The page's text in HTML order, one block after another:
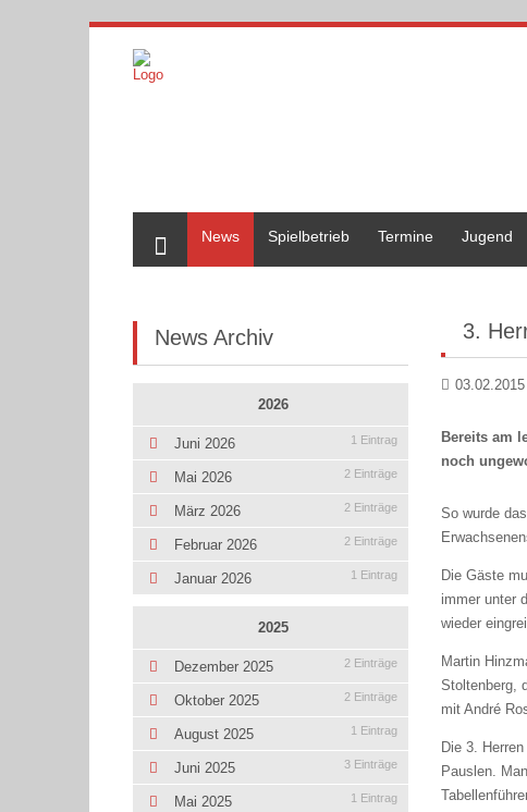
News
Spielbetrieb Termine Jugend
3.
Bereits am
noch
So wurde
Die Gäste
immer unter
wieder
Martin
Stoltenberg,
mit André
Die 3.
Pauslen.
News Archiv
2026
Juni 2026 1 Eintrag
Mai 2026 2 Einträge
März 2026 2 Einträge
Februar 2026 2 Einträge
Januar 2026 1 Eintrag
2025
Dezember 2025 2 Einträge
Oktober 2025 2 Einträge
August 2025 1 Eintrag
Juni 2025 3 Einträge
Mai 2025 1 Eintrag